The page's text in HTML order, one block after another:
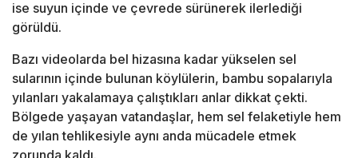
ise suyun içinde ve çevrede sürünerek ilerlediği
görüldü.
Bazı videolarda bel hizasına kadar yükselen sel
sularının içinde bulunan köylülerin, bambu sopalarıyla
yılanları yakalamaya çalıştıkları anlar dikkat çekti.
Bölgede yaşayan vatandaşlar, hem sel felaketiyle hem
de yılan tehlikesiyle aynı anda mücadele etmek
zorunda kaldı.